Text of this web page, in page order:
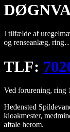
I tilfælde af
og renseanlæg,
TLF:
Ved forurening, ring
Hedensted
kloakmester,
aftale herom.